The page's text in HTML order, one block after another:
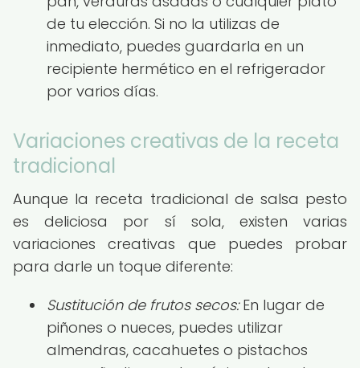
de tu elección. Si no la utilizas de
inmediato, puedes guardarla en un
recipiente hermético en el refrigerador
por varios días.
Variaciones creativas de la receta
tradicional
Aunque la receta tradicional de salsa pesto
es deliciosa por sí sola, existen varias
variaciones creativas que puedes probar
para darle un toque diferente:
Sustitución de frutos secos:En lugar de
piñones o nueces, puedes utilizar
almendras, cacahuetes o pistachos